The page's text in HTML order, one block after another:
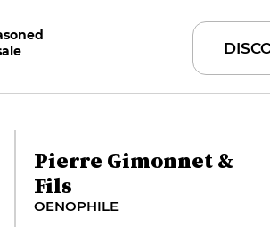
importance au respect du
qu’à la maîtrise des assemblages.
de leur approvisionnement.
Pierre Gimonnet &
Fils
OENOPHILE